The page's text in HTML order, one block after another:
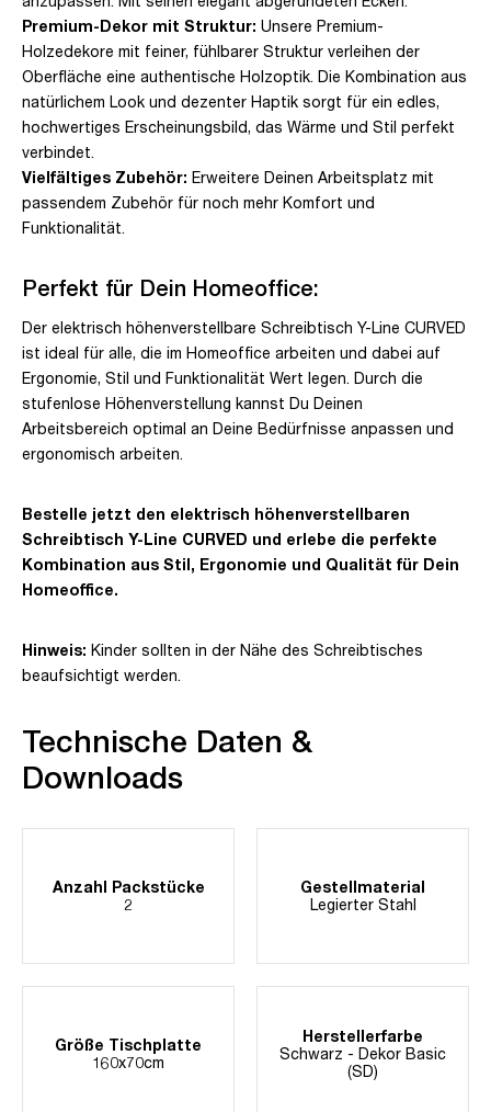
Premium-Dekor mit Struktur: Unsere Premium-
Holzedekore mit feiner, fühlbarer Struktur verleihen der
Oberfläche eine authentische Holzoptik. Die Kombination aus
natürlichem Look und dezenter Haptik sorgt für ein edles,
hochwertiges Erscheinungsbild, das Wärme und Stil perfekt
verbindet.
Vielfältiges Zubehör: Erweitere Deinen Arbeitsplatz mit
passendem Zubehör für noch mehr Komfort und
Funktionalität.
Perfekt für Dein Homeoffice:
Der elektrisch höhenverstellbare Schreibtisch Y-Line CURVED
ist ideal für alle, die im Homeoffice arbeiten und dabei auf
Ergonomie, Stil und Funktionalität Wert legen. Durch die
stufenlose Höhenverstellung kannst Du Deinen
Arbeitsbereich optimal an Deine Bedürfnisse anpassen und
ergonomisch arbeiten.
Bestelle jetzt den elektrisch höhenverstellbaren
Schreibtisch Y-Line CURVED und erlebe die perfekte
Kombination aus Stil, Ergonomie und Qualität für Dein
Homeoffice.
Hinweis: Kinder sollten in der Nähe des Schreibtisches
beaufsichtigt werden.
Technische Daten &
Downloads
Anzahl Packstücke
2
Gestellmaterial
Legierter Stahl
Größe Tischplatte
160x70cm
Herstellerfarbe
Schwarz - Dekor Basic
(SD)